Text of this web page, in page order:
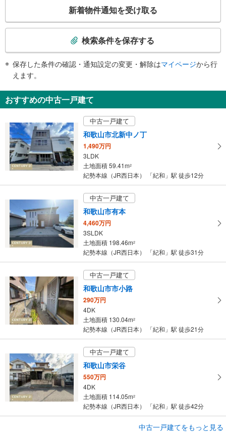
検
知
を
け
取
る
・
条
イ
ペ
ー
ジ
存
す
る
新着物件通知を受け取る
検索条件を保存する
保存した条件の確認・通知設定の変更・解除はマイページから行
えます。
おすすめの中古一戸建て
中古一戸建て
和歌山市北新中ノ丁
1,490万円
3LDK
土地面積 59.41m2
紀勢本線（JR西日本） 「紀和」駅 徒歩12分
中古一戸建て
和歌山市有本
4,460万円
3SLDK
土地面積 198.46m2
紀勢本線（JR西日本） 「紀和」駅 徒歩31分
中古一戸建て
和歌山市市小路
290万円
4DK
土地面積 130.04m2
紀勢本線（JR西日本） 「紀和」駅 徒歩21分
中古一戸建て
和歌山市栄谷
550万円
4DK
土地面積 114.05m2
紀勢本線（JR西日本） 「紀和」駅 徒歩42分
中古一戸建てをもっと見る